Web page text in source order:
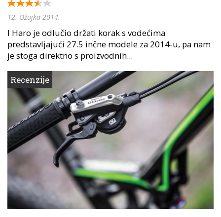
12. Ožujka 2014.
I Haro je odlučio držati korak s vodećima
predstavljajući 27.5 inčne modele za 2014-u, pa nam
je stoga direktno s proizvodnih...
Recenzije